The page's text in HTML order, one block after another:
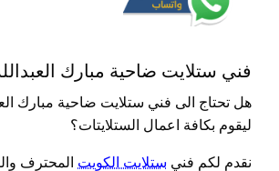
فني ستلايت ضاحية مبارك
هل تحتاج الى فني ستلايت ضاحية مبارك
ليقوم بكافة اعمال الستلايتات؟
نقدم لكم فني ستلايت الكويت المحترف